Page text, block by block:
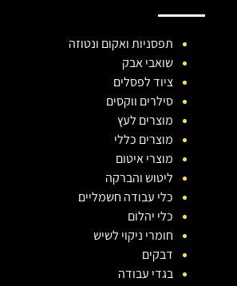
תפסניות ואקום ונטוזה
שואבי אבק
ציוד לפסלים
סילרים ווקסים
מוצרים לעץ
מוצרים כללי
מוצרי איטום
ליטוש והברקה
כלי עבודה חשמליים
כלי יהלום
חומרי ניקוי לשיש
דבקים
בגדי עבודה